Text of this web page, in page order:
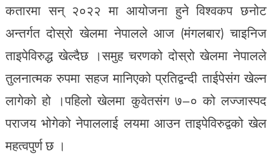
कतारमा सन् २०२२ मा आयोजना हुने विश्वकप छनोट
अन्तर्गत दोस्रो खेलमा नेपालले आज (मंगलबार) चाइनिज
ताइपेविरुद्ध खेल्दैछ ।समुह चरणको दोस्रो खेलमा नेपालले
तुलनात्मक रुपमा सहज मानिएको प्रतिद्वन्दी ताईपेसंग खेल्न
लागेको हो ।पहिलो खेलमा कुवेतसंग ७–० को लज्जास्पद
पराजय भोगेको नेपाललाई लयमा आउन ताइपेविरुद्वको खेल
महत्वपुर्ण छ ।